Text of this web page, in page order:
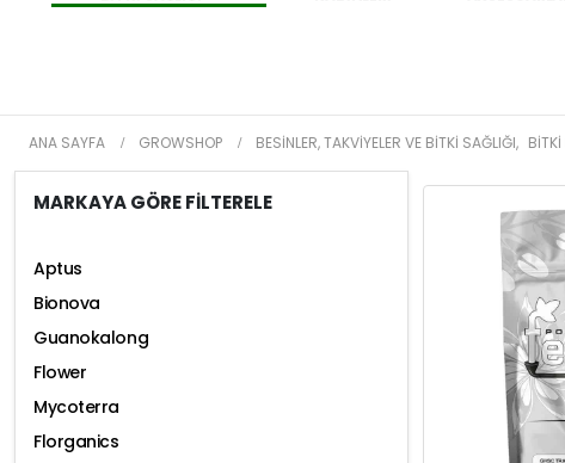
ANA SAYFA GROWSHOP BESINLER, TAKVIYELER VE BITKI SAĞLIĞI, BITKI
MARKAYA GÖRE FİLTERELE
Aptus
Bionova
Guanokalong
Flower
Mycoterra
Florganics